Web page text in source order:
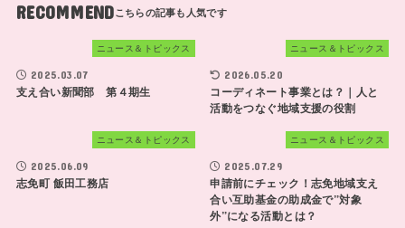
RECOMMEND
ニュース＆トピックス
2025.03.07
支え合い新聞部 第４期生
ニュース＆トピックス
2026.05.20
コーディネート事業とは？｜人と
活動をつなぐ地域支援の役割
ニュース＆トピックス
2025.06.09
志免町 飯田工務店
ニュース＆トピックス
2025.07.29
申請前にチェック！志免地域支え
合い互助基金の助成金で”対象
外”になる活動とは？